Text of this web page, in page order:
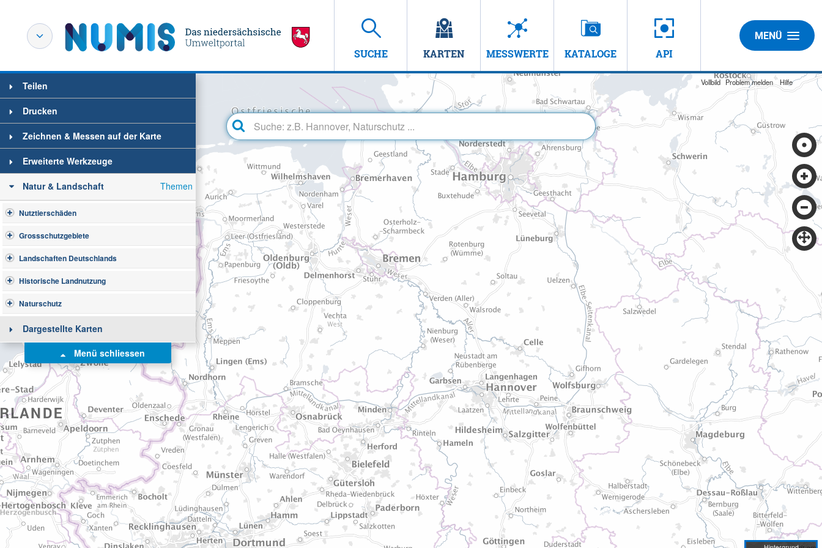
SUCHE KARTEN MESSWERTE KATALOGE API
MENÜ